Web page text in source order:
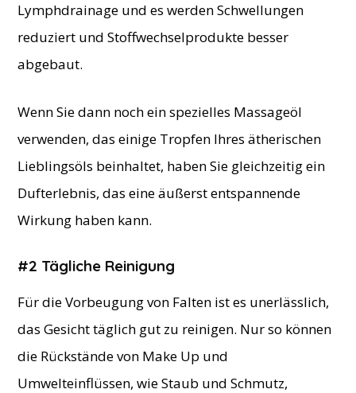
Lymphdrainage und es werden Schwellungen
reduziert und Stoffwechselprodukte besser
abgebaut.
Wenn Sie dann noch ein spezielles Massageöl
verwenden, das einige Tropfen Ihres ätherischen
Lieblingsöls beinhaltet, haben Sie gleichzeitig ein
Dufterlebnis, das eine äußerst entspannende
Wirkung haben kann.
#2 Tägliche Reinigung
Für die Vorbeugung von Falten ist es unerlässlich,
das Gesicht täglich gut zu reinigen. Nur so können
die Rückstände von Make Up und
Umwelteinflüssen, wie Staub und Schmutz,